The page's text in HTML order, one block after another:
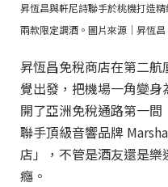
昇恆昌與軒尼詩聯手於桃機打造
兩款限定調酒。圖片來源｜昇恆昌
昇恆昌免稅商店在第二
覺出發，把機場一角變
開了亞洲免稅通路第一
聯手頂級音響品牌
店」，不管是酒友還是
癮。